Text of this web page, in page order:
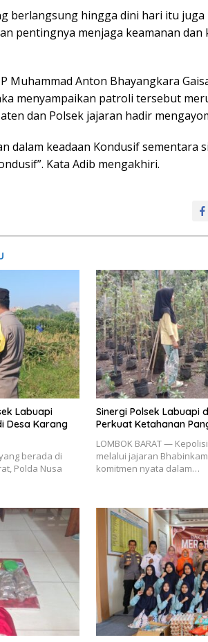
berlangsung hingga dini hari itu
pentingnya menjaga keamanan
Muhammad Anton Bhayangkara
menyampaikan patroli tersebut
dan Polsek jajaran hadir
dalam keadaan Kondusif sementara
Kata Adib mengakhiri.
Labuapi
Desa Karang
berada di
Polda Nusa
Sinergi Polsek Labuapi
Perkuat Ketahanan
LOMBOK BARAT —
melalui jajaran
komitmen nyata dalam…